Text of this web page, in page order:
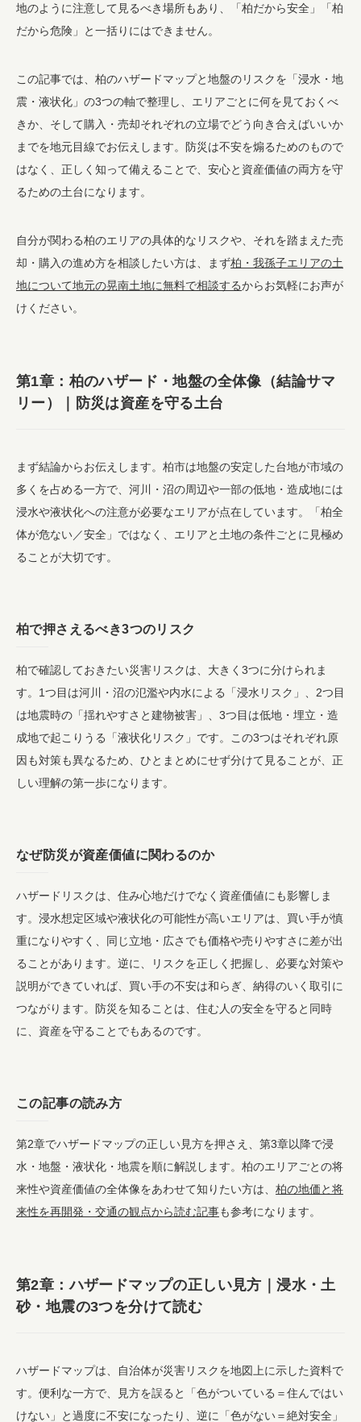
地のように注意して見るべき場所もあり、「柏だから安全」「柏
だから危険」と一括りにはできません。
この記事では、柏のハザードマップと地盤のリスクを「浸水・地
震・液状化」の3つの軸で整理し、エリアごとに何を見ておくべ
きか、そして購入・売却それぞれの立場でどう向き合えばいいか
までを地元目線でお伝えします。防災は不安を煽るためのもので
はなく、正しく知って備えることで、安心と資産価値の両方を守
るための土台になります。
自分が関わる柏のエリアの具体的なリスクや、それを踏まえた売
却・購入の進め方を相談したい方は、まず柏・我孫子エリアの土
地について地元の晃南土地に無料で相談するからお気軽にお声が
けください。
第1章：柏のハザード・地盤の全体像（結論サマ
リー）｜防災は資産を守る土台
まず結論からお伝えします。柏市は地盤の安定した台地が市域の
多くを占める一方で、河川・沼の周辺や一部の低地・造成地には
浸水や液状化への注意が必要なエリアが点在しています。「柏全
体が危ない／安全」ではなく、エリアと土地の条件ごとに見極め
ることが大切です。
柏で押さえるべき3つのリスク
柏で確認しておきたい災害リスクは、大きく3つに分けられま
す。1つ目は河川・沼の氾濫や内水による「浸水リスク」、2つ目
は地震時の「揺れやすさと建物被害」、3つ目は低地・埋立・造
成地で起こりうる「液状化リスク」です。この3つはそれぞれ原
因も対策も異なるため、ひとまとめにせず分けて見ることが、正
しい理解の第一歩になります。
なぜ防災が資産価値に関わるのか
ハザードリスクは、住み心地だけでなく資産価値にも影響しま
す。浸水想定区域や液状化の可能性が高いエリアは、買い手が慎
重になりやすく、同じ立地・広さでも価格や売りやすさに差が出
ることがあります。逆に、リスクを正しく把握し、必要な対策や
説明ができていれば、買い手の不安は和らぎ、納得のいく取引に
つながります。防災を知ることは、住む人の安全を守ると同時
に、資産を守ることでもあるのです。
この記事の読み方
第2章でハザードマップの正しい見方を押さえ、第3章以降で浸
水・地盤・液状化・地震を順に解説します。柏のエリアごとの将
来性や資産価値の全体像をあわせて知りたい方は、 柏の地価と将
来性を再開発・交通の観点から読む記事も参考になります。
第2章：ハザードマップの正しい見方｜浸水・土
砂・地震の3つを分けて読む
ハザードマップは、自治体が災害リスクを地図上に示した資料で
す。便利な一方で、見方を誤ると「色がついている＝住んではい
けない」と過度に不安になったり、逆に「色がない＝絶対安全」